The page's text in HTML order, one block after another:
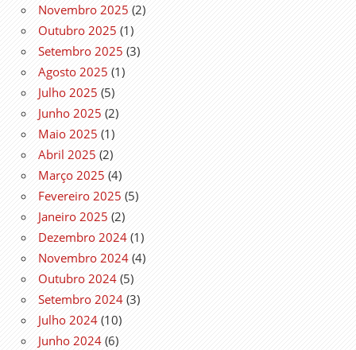
Novembro 2025 (2)
Outubro 2025 (1)
Setembro 2025 (3)
Agosto 2025 (1)
Julho 2025 (5)
Junho 2025 (2)
Maio 2025 (1)
Abril 2025 (2)
Março 2025 (4)
Fevereiro 2025 (5)
Janeiro 2025 (2)
Dezembro 2024 (1)
Novembro 2024 (4)
Outubro 2024 (5)
Setembro 2024 (3)
Julho 2024 (10)
Junho 2024 (6)